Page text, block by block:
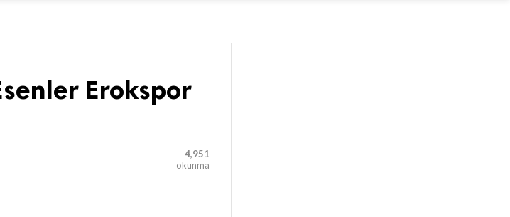
Erokspor
4,951
okunma